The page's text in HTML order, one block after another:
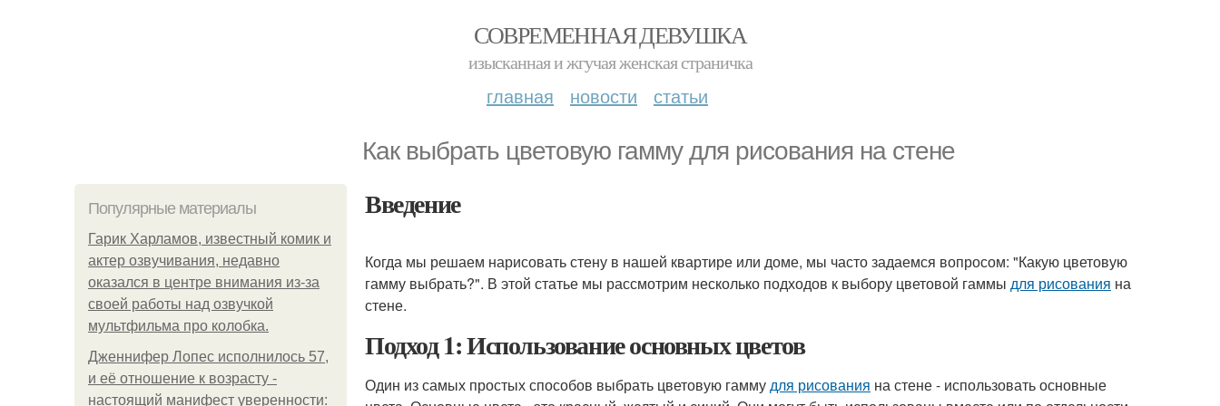
СОВРЕМЕННАЯ ДЕВУШКА
изысканная и жгучая женская страничка
главная новости статьи
Как выбрать цветовую гамму для рисования на стене
Популярные материалы
Гарик Харламов, известный комик и
актер озвучивания, недавно
оказался в центре внимания из-за
своей работы над озвучкой
мультфильма про колобка.
Дженнифер Лопес исполнилось 57,
и её отношение к возрасту -
настоящий манифест уверенности:
Введение
Когда мы решаем нарисовать стену в нашей квартире или доме, мы часто задаемся вопросом: "Какую цветовую
гамму выбрать?". В этой статье мы рассмотрим несколько подходов к выбору цветовой гаммы для рисования на
стене.
Подход 1: Использование основных цветов
Один из самых простых способов выбрать цветовую гаммудля рисования на стене - использовать основные